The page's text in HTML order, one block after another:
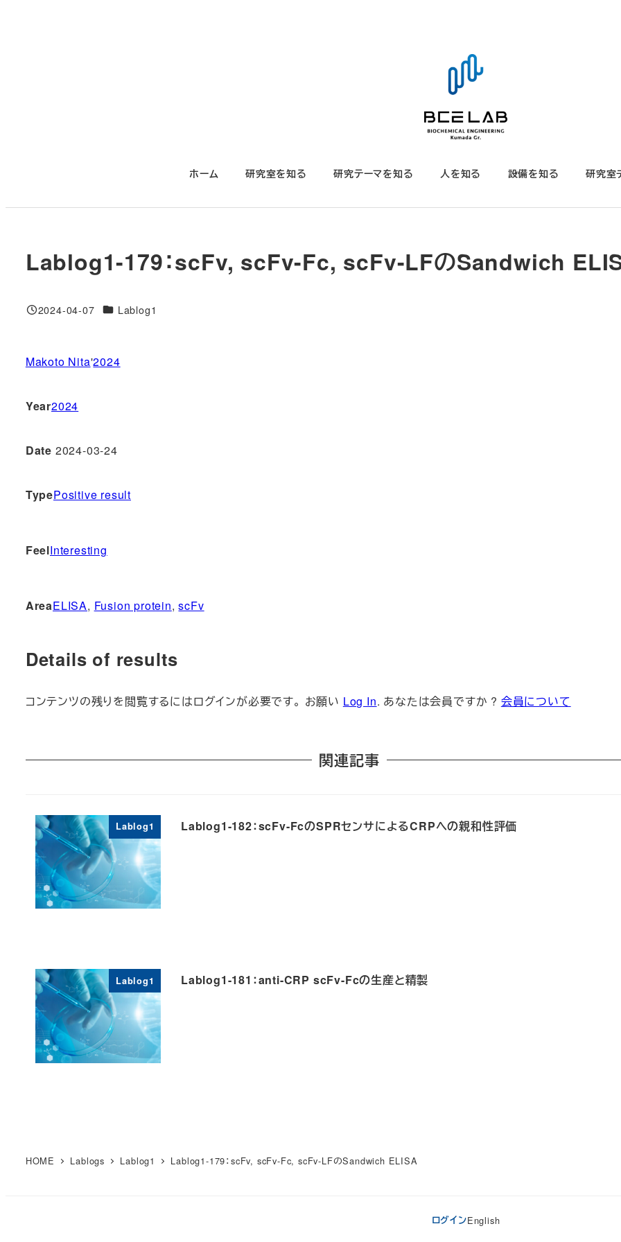
ホーム 研究室を知る 研究テーマを知る 人を知る 設備を知る 研究室
Lablog1-179：scFv, scFv-Fc, scFv-LFのSandwich
投稿日
2024-04-07 対象DBLablog1
Makoto Nita'2024
Year2024
Date 2024-03-24
TypePositive result
FeelInteresting
AreaELISA, Fusion protein, scFv
Details of results
コンテンツの残りを閲覧するにはログインが必要です。 お願い Log In. あなたは会員ですか ? 会員について
関連記事
Lablog1 Lablog1-182：scFv-FcのSPRセンサによるCRPへの親和性評価
Lablog1 Lablog1-181：anti-CRP scFv-Fcの生産と精製
HOME Lablogs Lablog1 Lablog1-179：scFv, scFv-Fc, scFv-LFのSandwich ELISA
ログインEnglish